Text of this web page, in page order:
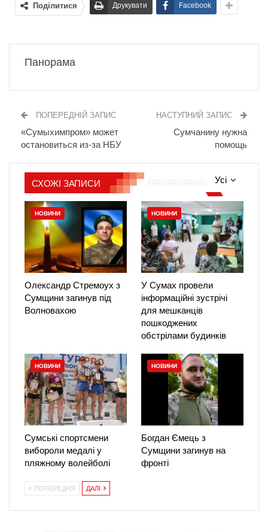
Поділитися Друкувати Facebook
Панорама
ПОПЕРЕДНІЙ ЗАПИС
«Cумыхимпром» может
остановиться из-за НБУ
НАСТУПНИЙ ЗАПИС
Сумчанину нужна
помощь
Усі
СХОЖІ ЗАПИСИ
НОВИНИ
Олександр Стремоух з
Сумщини загинув під
Волновахою
НОВИНИ
У Сумах провели
інформаційні зустрічі
для мешканців
пошкоджених
обстрілами будинків
НОВИНИ
Сумські спортсмени
вибороли медалі у
пляжному волейболі
НОВИНИ
Богдан Ємець з
Сумщини загинув на
фронті
ПОПЕРЕДНЯ ДАЛІ